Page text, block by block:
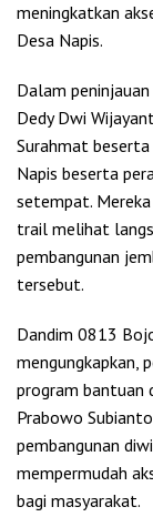
meningkatkan
Desa Napis.
Dalam
Dedy Dwi
Surahmat
Napis beserta
setempat.
trail melihat
pembangunan
tersebut.
Dandim 0813
mengungkapkan,
program bantuan
Prabowo
pembangunan
mempermudah
bagi masyarakat.